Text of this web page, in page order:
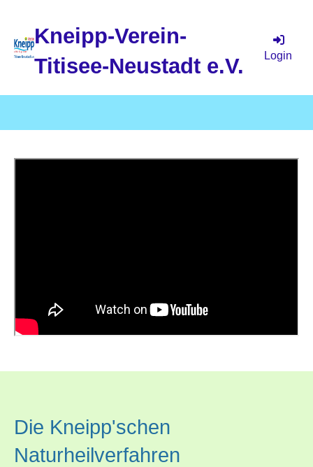
Kneipp-Verein-
Titisee-Neustadt e.V.
Login
Die Kneipp'schen
Naturheilverfahren